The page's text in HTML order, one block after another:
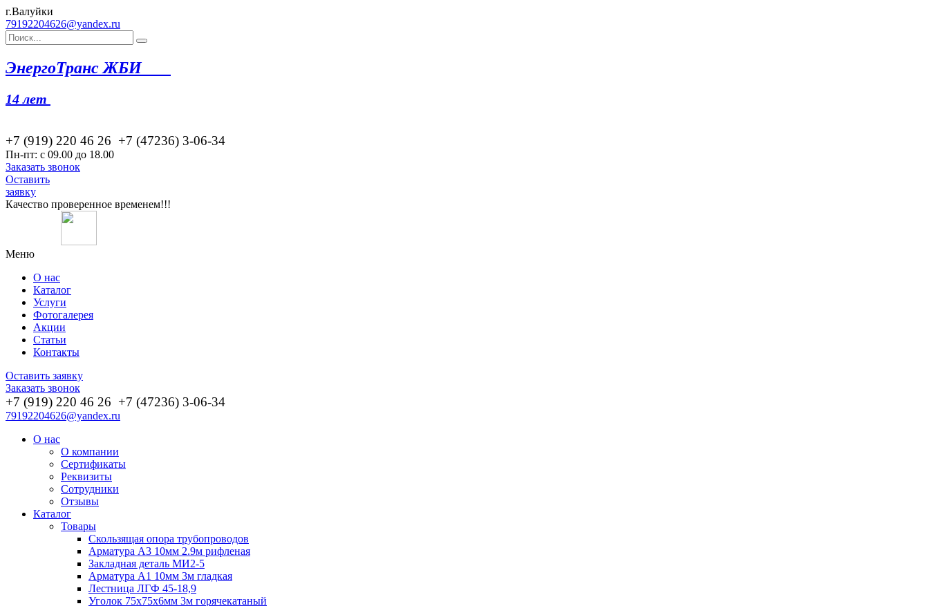
г.Валуйки
79192204626@yandex.ru
ЭнергоТранс ЖБИ
14 лет
+7 (919) 220 46 26 +7 (47236) 3-06-34
Пн-пт: с 09.00 до 18.00
Заказать звонок
Оставить
заявку
Качество проверенное временем!!!
Меню
О нас
Каталог
Услуги
Фотогалерея
Акции
Статьи
Контакты
Оставить заявку
Заказать звонок
+7 (919) 220 46 26 +7 (47236) 3-06-34
79192204626@yandex.ru
О нас
О компании
Сертификаты
Реквизиты
Сотрудники
Отзывы
Каталог
Товары
Скользящая опора трубопроводов
Арматура А3 10мм 2.9м рифленая
Закладная деталь МИ2-5
Арматура А1 10мм 3м гладкая
Лестница ЛГФ 45-18,9
Уголок 75х75х6мм 3м горячекатаный